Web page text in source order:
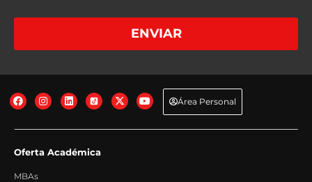
interesado.+info
Destinatarios: No se comunican los datos salvo por obligación legal.
tal y como explicamos en la información adicional.+info
sobre Protección de Datos en nuestra página web:+info
ENVIAR
Área Personal
Oferta Académica
MBAs